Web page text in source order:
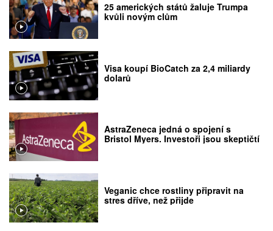
25 amerických států žaluje Trumpa
kvůli novým clům
Visa koupí BioCatch za 2,4 miliardy
dolarů
AstraZeneca jedná o spojení s
Bristol Myers. Investoři jsou skeptičtí
Veganic chce rostliny připravit na
stres dříve, než přijde